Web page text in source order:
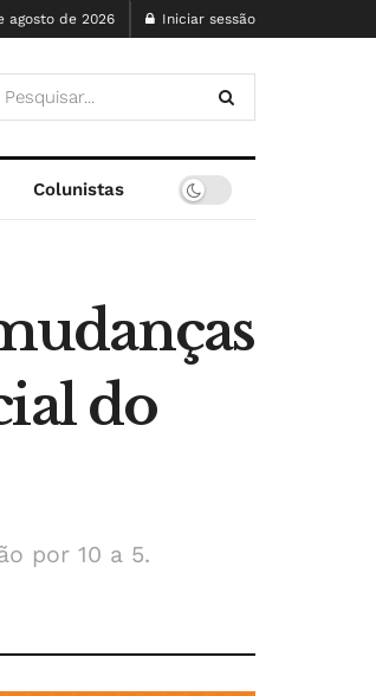
agosto de 2026 Iniciar sessão
Colunistas
do
por 10 a 5.